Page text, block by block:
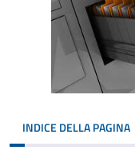
INDICE DELLA PAGINA